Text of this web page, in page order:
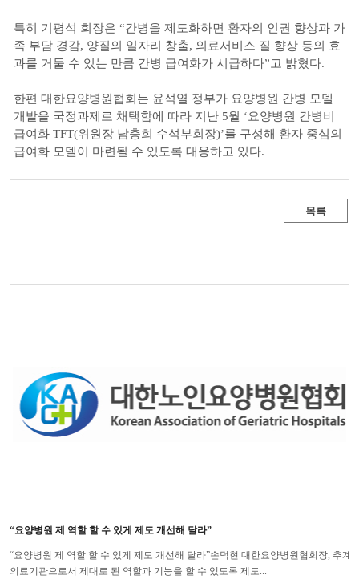
특히 기평석 회장은 “간병을 제도화하면 환자의 인권 향상과 가
족 부담 경감, 양질의 일자리 창출, 의료서비스 질 향상 등의 효
과를 거둘 수 있는 만큼 간병 급여화가 시급하다”고 밝혔다.
한편 대한요양병원협회는 윤석열 정부가 요양병원 간병 모델
개발을 국정과제로 채택함에 따라 지난 5월 ‘요양병원 간병비
급여화 TFT(위원장 남충희 수석부회장)’를 구성해 환자 중심의
급여화 모델이 마련될 수 있도록 대응하고 있다.
목록
“요양병원 제 역할 할 수 있게 제도 개선해 달라”
“요양병원 제 역할 할 수 있게 제도 개선해 달라”손덕현 대한요양병원협회장, 추계
의료기관으로서 제대로 된 역할과 기능을 할 수 있도록 제도...